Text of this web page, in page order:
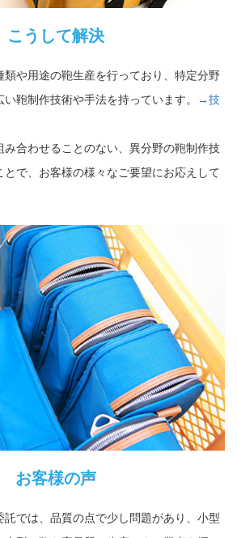
こうして解決
類や用途の鞄生産を行っており、特定分野
鞄制作技術や手法を持っています。
→技
み合わせることのない、異分野の鞄制作技
とで、お客様の様々なご要望にお応えして
お客様の声
託では、品質の点で少し問題があり、小型